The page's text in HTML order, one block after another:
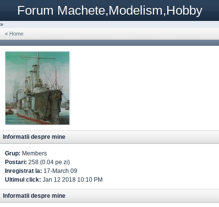
Forum Machete,Modelism,Hobby
»
« Home
Informatii despre mine
Grup: Members
Postari: 258 (0.04 pe zi)
Inregistrat la: 17-March 09
Ultimul click: Jan 12 2018 10:10 PM
Informatii despre mine